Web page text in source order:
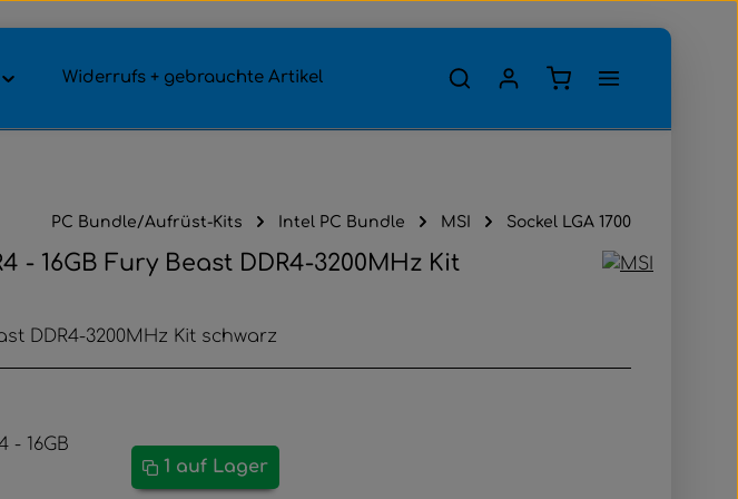
Widerrufs + gebrauchte Artikel Warenkorb enthält
PC Bundle/Aufrüst-Kits Intel PC Bundle MSI Sockel LGA 1700
- 16GB Fury Beast DDR4-3200MHz Kit
DDR4-3200MHz Kit schwarz
1 auf Lager